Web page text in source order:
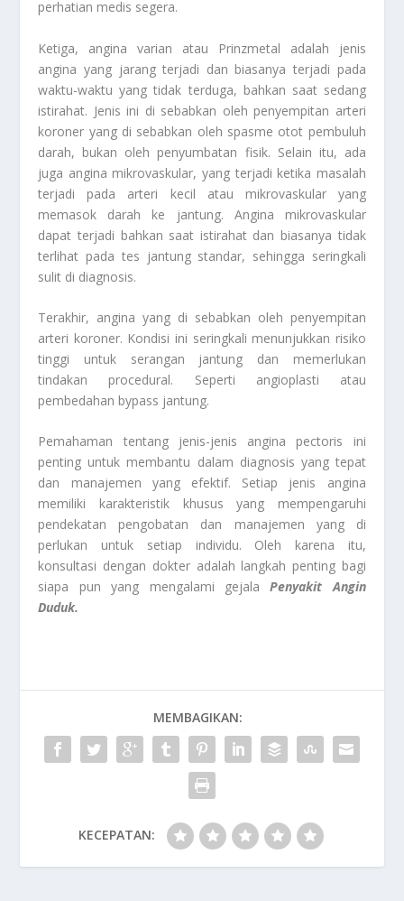
perhatian medis segera.
Ketiga, angina varian atau Prinzmetal adalah jenis
angina yang jarang terjadi dan biasanya terjadi pada
waktu-waktu yang tidak terduga, bahkan saat sedang
istirahat. Jenis ini di sebabkan oleh penyempitan arteri
koroner yang di sebabkan oleh spasme otot pembuluh
darah, bukan oleh penyumbatan fisik. Selain itu, ada
juga angina mikrovaskular, yang terjadi ketika masalah
terjadi pada arteri kecil atau mikrovaskular yang
memasok darah ke jantung. Angina mikrovaskular
dapat terjadi bahkan saat istirahat dan biasanya tidak
terlihat pada tes jantung standar, sehingga seringkali
sulit di diagnosis.
Terakhir, angina yang di sebabkan oleh penyempitan
arteri koroner. Kondisi ini seringkali menunjukkan risiko
tinggi untuk serangan jantung dan memerlukan
tindakan procedural. Seperti angioplasti atau
pembedahan bypass jantung.
Pemahaman tentang jenis-jenis angina pectoris ini
penting untuk membantu dalam diagnosis yang tepat
dan manajemen yang efektif. Setiap jenis angina
memiliki karakteristik khusus yang mempengaruhi
pendekatan pengobatan dan manajemen yang di
perlukan untuk setiap individu. Oleh karena itu,
konsultasi dengan dokter adalah langkah penting bagi
siapa pun yang mengalami gejalaPenyakit Angin
Duduk.
MEMBAGIKAN:
KECEPATAN: